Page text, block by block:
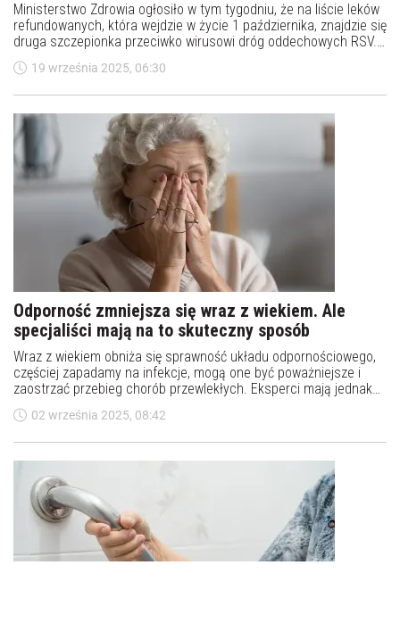
Ministerstwo Zdrowia ogłosiło w tym tygodniu, że na liście leków
refundowanych, która wejdzie w życie 1 października, znajdzie się
druga szczepionka przeciwko wirusowi dróg oddechowych RSV.
Dla pacjentów po 60. roku życia preparat Arexvy będzie dostępny
ze zniżką, a po 65 roku życia będzie można zaszczepić się
19 września 2025, 06:30
Odporność zmniejsza się wraz z wiekiem. Ale
specjaliści mają na to skuteczny sposób
Wraz z wiekiem obniża się sprawność układu odpornościowego,
częściej zapadamy na infekcje, mogą one być poważniejsze i
zaostrzać przebieg chorób przewlekłych. Eksperci mają jednak
na to odpowiedź.
02 września 2025, 08:42